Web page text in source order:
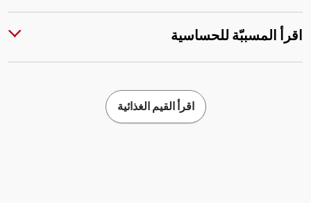
اقرأ المسببّة للحساسية
اقرأ القيم الغذائية